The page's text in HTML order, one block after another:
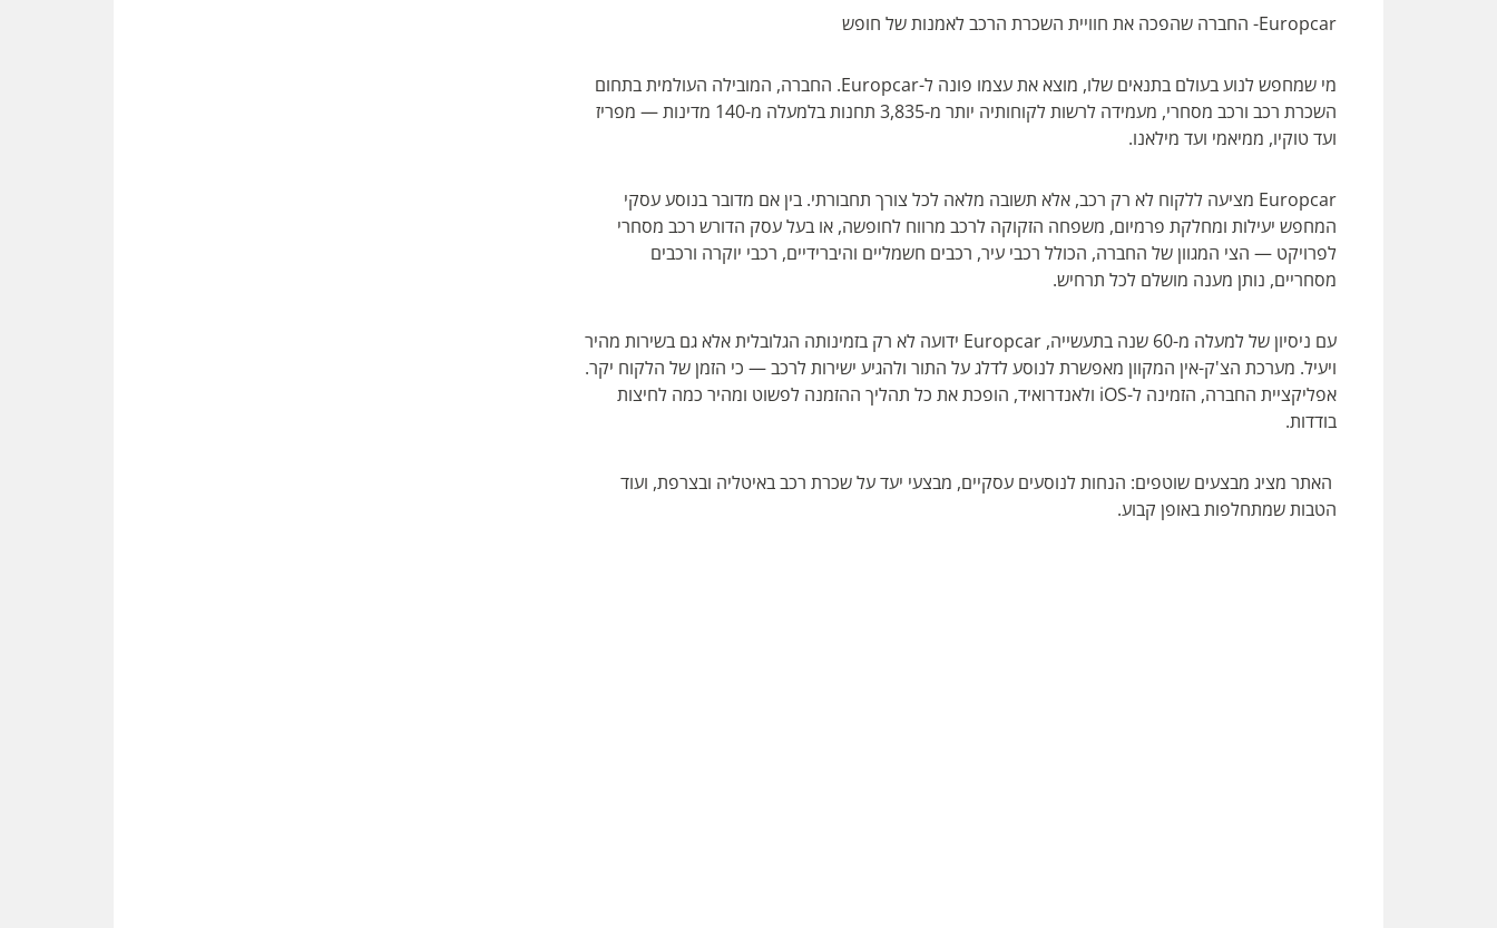
Europcar- החברה שהפכה את חוויית השכרת הרכב לאמנות של חופש
מי שמחפש לנוע בעולם בתנאים שלו, מוצא את עצמו פונה ל-Europcar. החברה, המובילה העולמית בתחום
השכרת רכב ורכב מסחרי, מעמידה לרשות לקוחותיה יותר מ-3,835 תחנות בלמעלה מ-140 מדינות — מפריז
ועד טוקיו, ממיאמי ועד מילאנו.
Europcar מציעה ללקוח לא רק רכב, אלא תשובה מלאה לכל צורך תחבורתי. בין אם מדובר בנוסע עסקי
המחפש יעילות ומחלקת פרמיום, משפחה הזקוקה לרכב מרווח לחופשה, או בעל עסק הדורש רכב מסחרי
לפרויקט — הצי המגוון של החברה, הכולל רכבי עיר, רכבים חשמליים והיברידיים, רכבי יוקרה ורכבים
מסחריים, נותן מענה מושלם לכל תרחיש.
עם ניסיון של למעלה מ-60 שנה בתעשייה, Europcar ידועה לא רק בזמינותה הגלובלית אלא גם בשירות מהיר
ויעיל. מערכת הצ'ק-אין המקוון מאפשרת לנוסע לדלג על התור ולהגיע ישירות לרכב — כי הזמן של הלקוח יקר.
אפליקציית החברה, הזמינה ל-iOS ולאנדרואיד, הופכת את כל תהליך ההזמנה לפשוט ומהיר כמה לחיצות
בודדות.
האתר מציג מבצעים שוטפים: הנחות לנוסעים עסקיים, מבצעי יעד על שכרת רכב באיטליה ובצרפת, ועוד
הטבות שמתחלפות באופן קבוע.